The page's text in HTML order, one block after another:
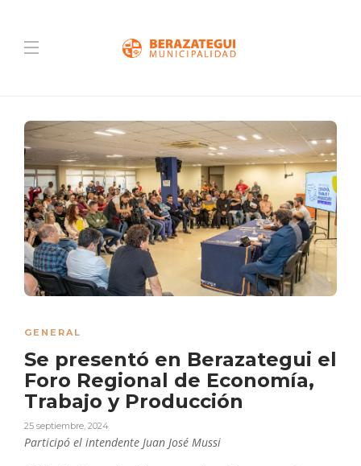
GENERAL
Se presentó en Berazategui el
Foro Regional de Economía,
Trabajo y Producción
25 septiembre, 2024
Participó el intendente Juan José Mussi